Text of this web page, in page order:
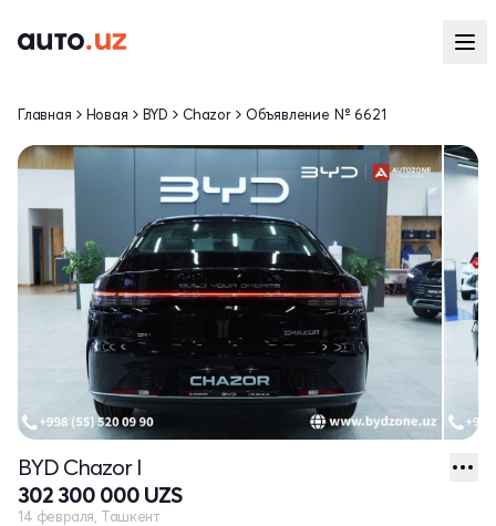
Главная Новая BYD Chazor Объявление № 6621
BYD Chazor I
302 300 000 UZS
14 февраля, Ташкент